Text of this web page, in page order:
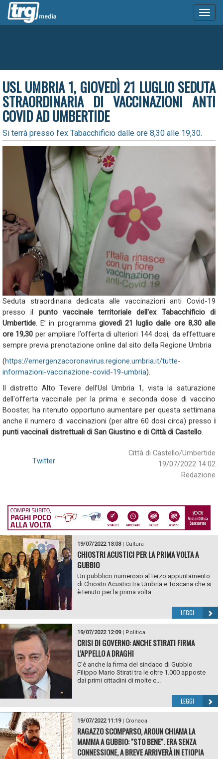
USL UMBRIA 1, GIOVEDÌ 21 LUGLIO SEDUTA
STRAORDINARIA DI VACCINAZIONI ANTI
COVID AD UMBERTIDE
Si terrà presso l’ex Tabacchificio dalle ore 8,30 alle 19,30.
Seduta straordinaria dedicata alle vaccinazioni anti Covid-19
presso il punto vaccinale territoriale dell'ex Tabacchificio di
Umbertide. E’ in programma giovedì 21 luglio dalle ore 8,30 alle
ore 19,30 per ampliare l’offerta di ulteriori 144 dosi, da effettuare
sempre previa prenotazione online dal sito della Regione Umbria
(https://emergenzacoronavirus.regione.umbria.it/tutte-
informazioni-vaccinazione-covid-19-umbria).
Il distretto Alto Tevere dell’Usl Umbria 1, vista la saturazione
dell'offerta vaccinale per la prima e seconda dose di vaccino
Booster, ha ritenuto opportuno aumentare per questa settimana
anche il numero di vaccinazioni (per altre 60 dosi circa) presso i
punti vaccinali distrettuali di San Giustino e di Città di Castello.
Città di Castello/Umbertide
19/07/2022 14:02
Redazione
Twitter
19/07/2022 13:03| Cultura
CHIOSTRI ACUSTICI PER LA PRIMA VOLTA A
GUBBIO
Un pubblico numeroso al terzo appuntamento
di Chiostri Acustici tra Umbria e Toscana che si
è tenuto per la prima volta ...
LEGGI
19/07/2022 12:09| Politica
CRISI DI GOVERNO: ANCHE STIRATI FIRMA
L’APPELLO A DRAGHI
C’è anche la firma del sindaco di Gubbio
Filippo Mario Stirati tra le oltre 1.000 apposte
dai primi cittadini di molte c...
LEGGI
19/07/2022 11:19| Cronaca
RAGAZZO SCOMPARSO, AROUN CHIAMA LA
MAMMA A GUBBIO: "STO BENE". ERA SENZA
CONNESSIONE, A BREVE ARRIVERÀ IN ETIOPIA